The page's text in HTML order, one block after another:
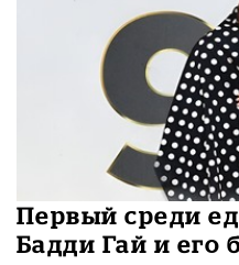
Первый среди
Бадди Гай и его